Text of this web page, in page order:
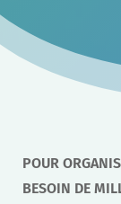
POUR
BESOIN DE